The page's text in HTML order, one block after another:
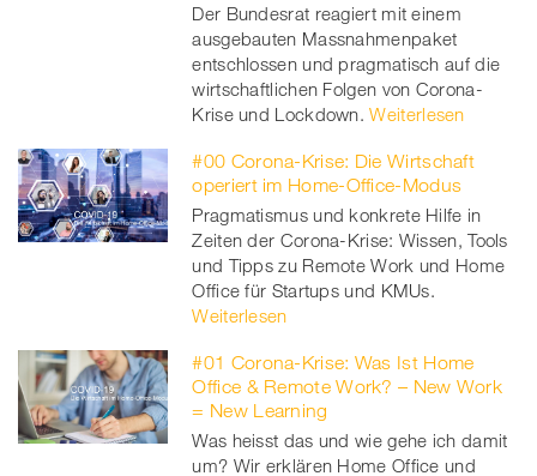
Der Bundesrat reagiert mit einem
ausgebauten Massnahmenpaket
entschlossen und pragmatisch auf die
wirtschaftlichen Folgen von Corona-
Krise und Lockdown. Weiterlesen
#00 Corona-Krise: Die Wirtschaft
operiert im Home-Office-Modus
Pragmatismus und konkrete Hilfe in
Zeiten der Corona-Krise: Wissen, Tools
und Tipps zu Remote Work und Home
Office für Startups und KMUs.
Weiterlesen
#01 Corona-Krise: Was Ist Home
Office & Remote Work? – New Work
= New Learning
Was heisst das und wie gehe ich damit
um? Wir erklären Home Office und